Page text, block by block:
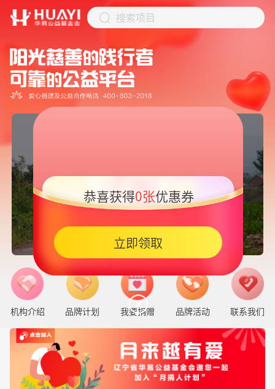
搜索项目
05:45
机构介绍 品牌计划 我要捐赠 品牌活动 联系我们
恭喜获得0张优惠券
立即领取